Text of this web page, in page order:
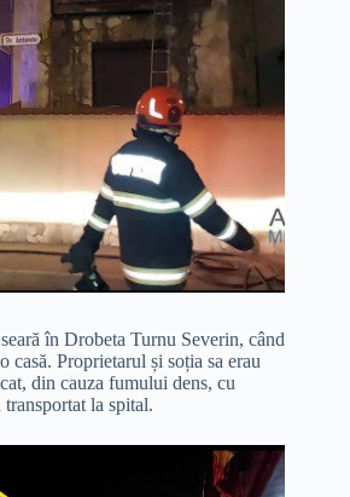
în Drobeta Turnu Severin, când
casă. Proprietarul și soția sa erau
din cauza fumului dens, cu
la spital.